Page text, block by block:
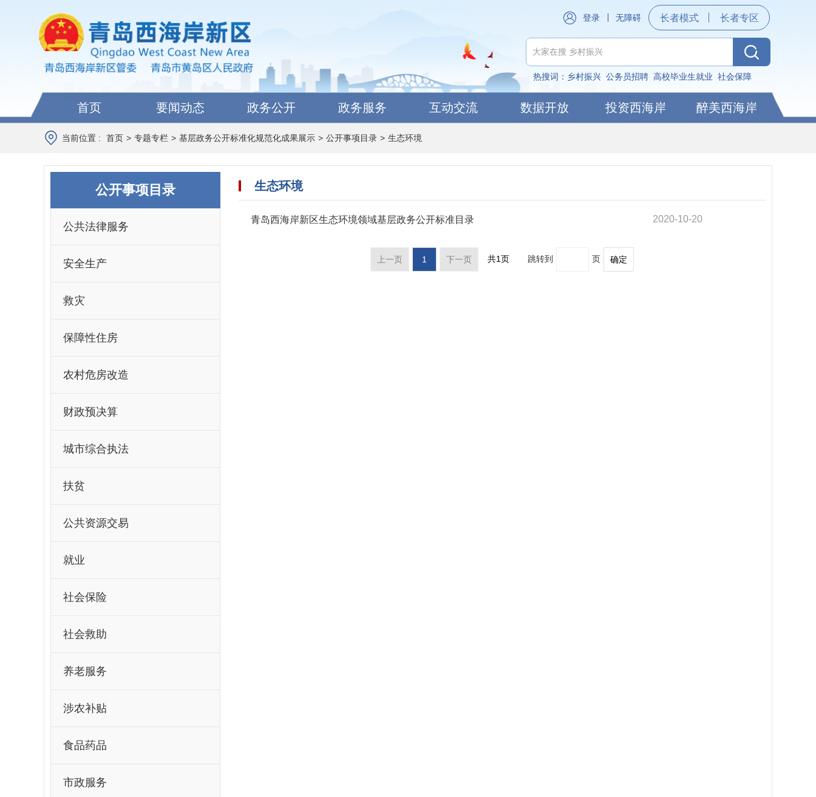
登录 无障碍 长者模式 长者专区
热搜词： 乡村振兴 公务员招聘 高校毕业生就业 社会保障
首页 要闻动态 政务公开 政务服务 互动交流 数据开放 投资西海岸 醉美西海岸
当前位置 : 首页 > 专题专栏 > 基层政务公开标准化规范化成果展示 > 公开事项目录 > 生态环境
公开事项目录
公共法律服务
安全生产
救灾
保障性住房
农村危房改造
财政预决算
城市综合执法
扶贫
公共资源交易
就业
社会保险
社会救助
养老服务
涉农补贴
食品药品
市政服务
生态环境
青岛西海岸新区生态环境领域基层政务公开标准目录 2020-10-20
上一页 1 下一页 共1页 跳转到 页 确定